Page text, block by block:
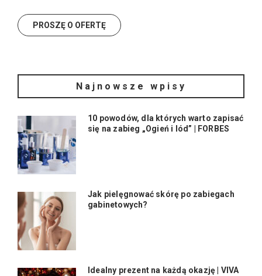
Najnowsze wpisy
10 powodów, dla których warto zapisać
się na zabieg „Ogień i lód” | FORBES
Jak pielęgnować skórę po zabiegach
gabinetowych?
Idealny prezent na każdą okazję | VIVA